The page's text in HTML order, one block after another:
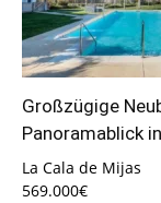
Großzügige
Panoramablick
La Cala de Mijas
569.000€